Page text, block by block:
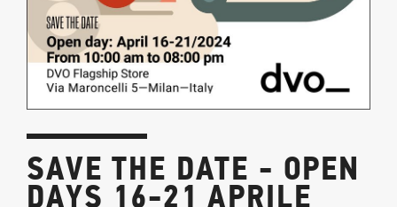
SAVE THE DATE - OPEN
DAYS 16-21 APRILE